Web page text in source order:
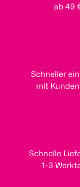
ab 49
Schneller
mit
Schnelle
1-3